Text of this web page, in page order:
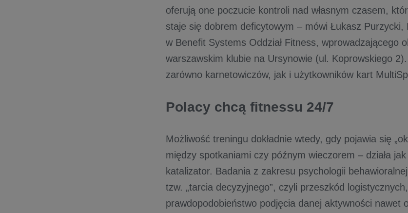
oferują one poczucie kontroli nad własnym czasem,
staje się dobrem deficytowym – mówi Łukasz
w Benefit Systems Oddział Fitness, wprowadzającego
warszawskim klubie na Ursynowie (ul. Koprowskiego
zarówno karnetowiczów, jak i użytkowników kart
Polacy chcą fitnessu 24/7
Możliwość treningu dokładnie wtedy, gdy pojawia się
między spotkaniami czy późnym wieczorem – działa
katalizator. Badania z zakresu psychologii
tzw. „tarcia decyzyjnego”, czyli przeszkód
prawdopodobieństwo podjęcia danej aktywności nawet